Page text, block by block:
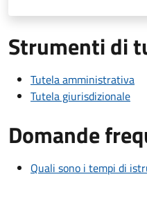
Strumenti di
Tutela amministrativa
Tutela giurisdizionale
Domande
Quali sono i tempi di